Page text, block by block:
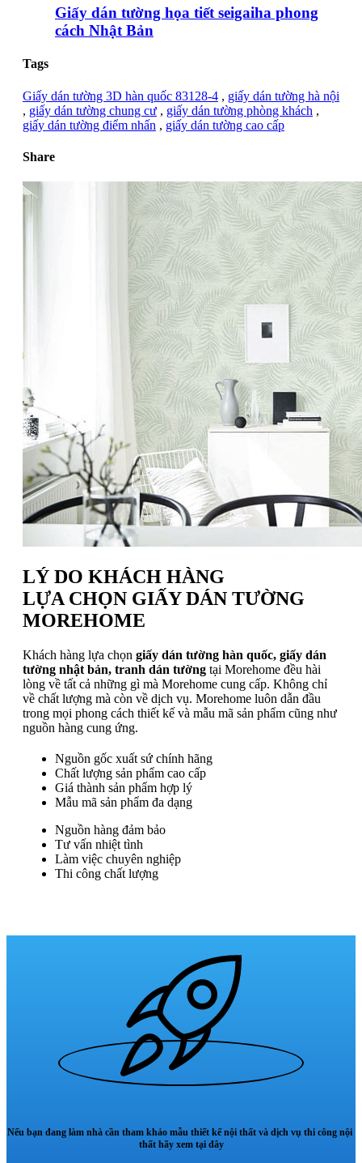
Giấy dán tường họa tiết seigaiha phong
cách Nhật Bản
Tags
Giấy dán tường 3D hàn quốc 83128-4 , giấy dán tường hà nội
, giấy dán tường chung cư , giấy dán tường phòng khách ,
giấy dán tường điểm nhấn , giấy dán tường cao cấp
Share
LÝ DO KHÁCH HÀNG
LỰA CHỌN GIẤY DÁN TƯỜNG
MOREHOME
Khách hàng lựa chọn giấy dán tường hàn quốc, giấy dán
tường nhật bản, tranh dán tường tại Morehome đều hài
lòng về tất cả những gì mà Morehome cung cấp. Không chỉ
về chất lượng mà còn về dịch vụ. Morehome luôn dẫn đầu
trong mọi phong cách thiết kế và mẫu mã sản phẩm cũng như
nguồn hàng cung ứng.
Nguồn gốc xuất sứ chính hãng
Chất lượng sản phẩm cao cấp
Giá thành sản phẩm hợp lý
Mẫu mã sản phẩm đa dạng
Nguồn hàng đảm bảo
Tư vấn nhiệt tình
Làm việc chuyên nghiệp
Thi công chất lượng
Nếu bạn đang làm nhà cần tham khảo mẫu thiết kế nội thất và dịch vụ thi công nội
thất hãy xem tại đây